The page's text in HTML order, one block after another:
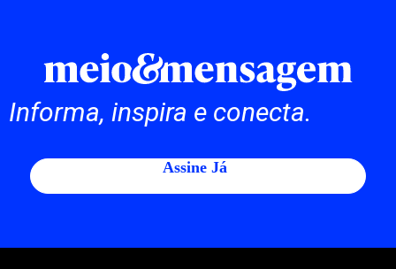
Informa, inspira e conecta.
Assine Já